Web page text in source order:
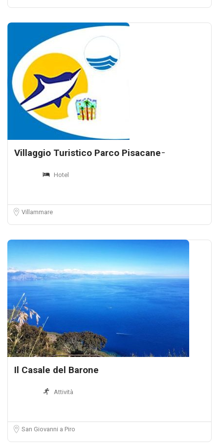
Villaggio Turistico Parco Pisacane ̵
Hotel
Villammare
Il Casale del Barone
Attività
San Giovanni a Piro